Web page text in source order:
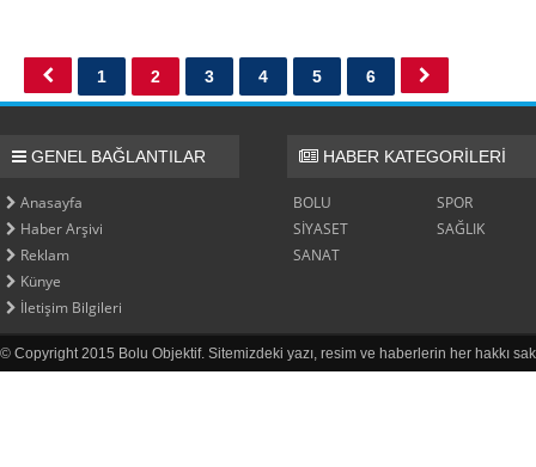
1 2 3 4 5 6
GENEL BAĞLANTILAR
Anasayfa
Haber Arşivi
Reklam
Künye
İletişim Bilgileri
HABER KATEGORİLERİ
BOLU
SPOR
SİYASET
SAĞLIK
SANAT
© Copyright 2015 Bolu Objektif. Sitemizdeki yazı, resim ve haberlerin her hakkı